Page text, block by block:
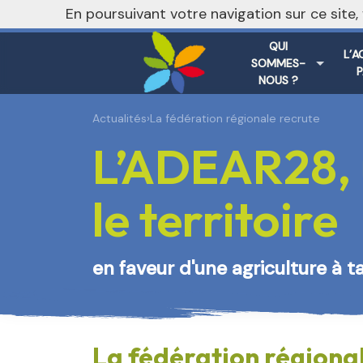
QUI
SOMMES-
NOUS ?
Actualités›La fédération régionale recrute
le territoire
en faveur d'une agriculture à
La fédération
En poursuivant votre navigation sur ce